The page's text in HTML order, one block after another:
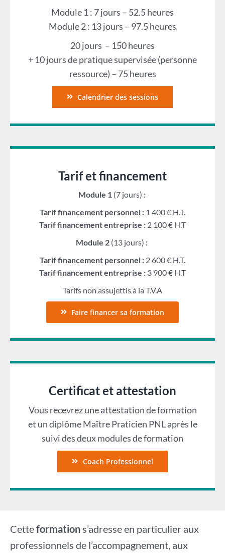
Module 1 : 7 jours – 52.5 heures
Module 2 : 13 jours – 97.5 heures
20 jours – 150 heures
+ 10 jours de pratique supervisée (personne
ressource) – 75 heures
Calendrier des sessions
Tarif et financement
Module 1 (7 jours) :
Tarif financement personnel : 1 400 € H.T.
Tarif financement entreprise : 2 100 € H.T
Module 2 (13 jours) :
Tarif financement personnel : 2 600 € H.T.
Tarif financement entreprise : 3 900 € H.T
Tarifs non assujettis à la T.V.A
Faire financer sa formation
Certificat et attestation
Vous recevrez une attestation de formation
et un diplôme Maître Praticien PNL après le
suivi des deux modules de formation
Coach Professionnel
Cetteformations’adresse en particulier aux
professionnels de l’accompagnement, aux